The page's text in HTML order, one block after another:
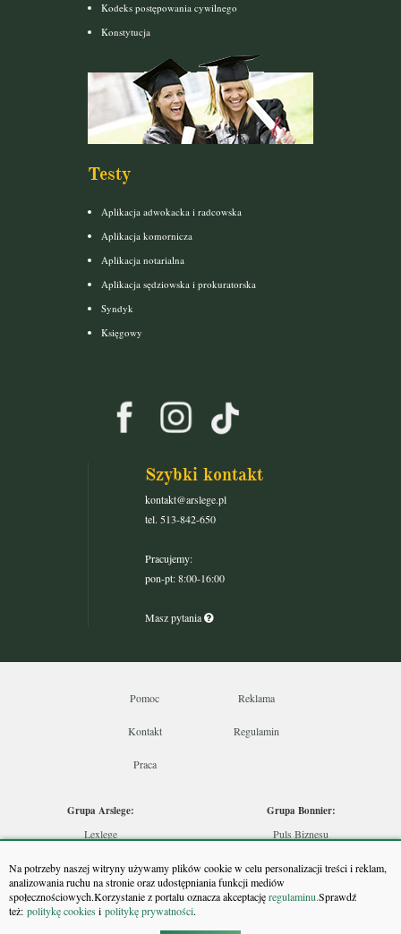
Na potrzeby naszej witryny używamy plików cookie w celu personalizacji treści i reklam,
analizowania ruchu na stronie oraz udostępniania funkcji mediów
społecznościowych.Korzystanie z portalu oznacza akceptacjęregulaminu.Sprawdź
też: politykę cookiesi politykę prywatności.
Kodeks postępowania cywilnego
Konstytucja
Testy
Aplikacja adwokacka i radcowska
Aplikacja komornicza
Aplikacja notarialna
Aplikacja sędziowska i prokuratorska
Syndyk
Księgowy
Szybki kontakt
kontakt@arslege.pl
tel. 513-842-650
Pracujemy:
pon-pt: 8:00-16:00
Masz pytania
Pomoc Reklama
Kontakt Regulamin
Praca
Grupa Arslege:
Lexlege
Skarbowcy
Urzędnik
Rzeczoznawca
Grupa Bonnier:
Puls Biznesu
Puls Medycyny
Monitor Firm